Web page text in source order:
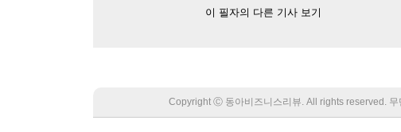
이 필자의 다른 기사 보기
Copyright Ⓒ 동아비즈니스리뷰. All rights reserved. 무